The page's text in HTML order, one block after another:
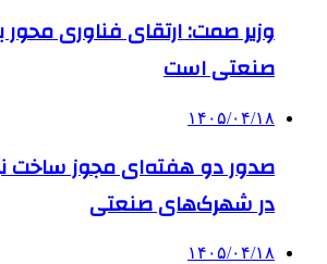
وزیر صمت: ارتقای فناوری محور
صنعتی است
۱۴۰۵/۰۴/۱۸
صدور دو هفته‌ای مجوز ساخت
در شهرک‌های صنعتی
۱۴۰۵/۰۴/۱۸